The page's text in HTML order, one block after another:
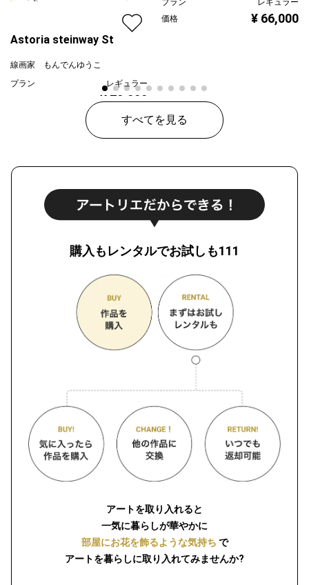
Astoria steinway St
線画家 もんでんゆうこ
プラン
レギュラー
¥ 70,000
プラン
レギュラー
価格
¥ 66,000
すべてを見る
購入もレンタルでお試しも111
アートを取り入れると
一気に暮らしが華やかに
部屋にお花を飾るような気持ち で
アートを暮らしに取り入れてみませんか?